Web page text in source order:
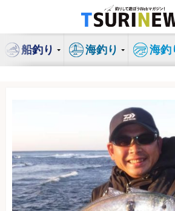
ン
船釣り 海釣り 海釣